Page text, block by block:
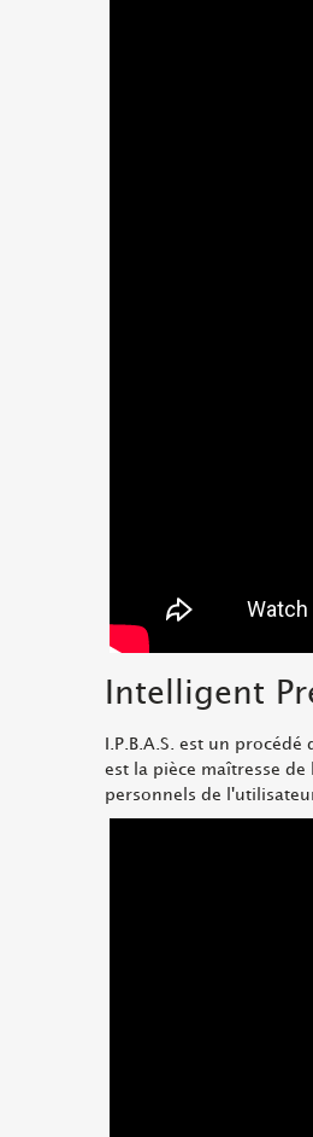
Intelligent
I.P.B.A.S. est un
est la pièce maîtresse
personnels de